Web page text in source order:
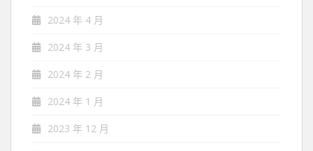
2024 年 4 月
2024 年 3 月
2024 年 2 月
2024 年 1 月
2023 年 12 月